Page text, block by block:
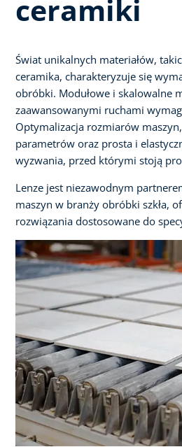
ceramiki
Świat unikalnych materiałów,
ceramika, charakteryzuje się
obróbki. Modułowe i skalowalne
zaawansowanymi ruchami
Optymalizacja rozmiarów
parametrów oraz prosta i
wyzwania, przed którymi stoją
Lenze jest niezawodnym
maszyn w branży obróbki szkła,
rozwiązania dostosowane do